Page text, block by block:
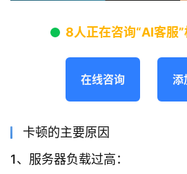
8人正在咨询“AI客服
在线咨询 添
卡顿的主要原因
1、服务器负载过高：